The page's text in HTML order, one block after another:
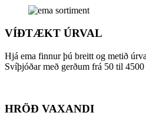
VÍÐTÆKT ÚRVAL
Hjá ema finnur þú breitt og metið
Svíþjóðar með gerðum frá 50 til
HRÖÐ VAXANDI